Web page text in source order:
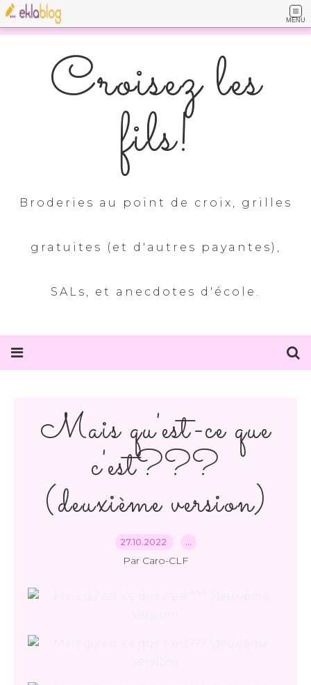
MENU
Croisez les
fils!
Broderies au point de croix, grilles
gratuites (et d'autres payantes),
SALs, et anecdotes d'école.
Mais qu'est-ce que
c'est???
(deuxième version)
27.10.2022 …
Par Caro-CLF